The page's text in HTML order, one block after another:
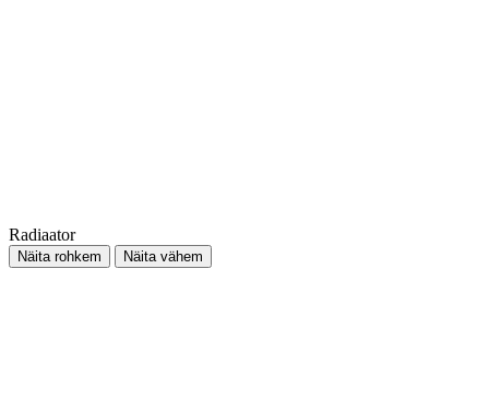
Radiaator
Näita rohkem Näita vähem